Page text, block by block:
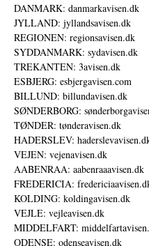
DANMARK: danmarkavisen.dk
JYLLAND: jyllandsavisen.dk
REGIONEN: regionsavisen.dk
SYDDANMARK: sydavisen.dk
TREKANTEN: 3avisen.dk
ESBJERG: esbjergavisen.com
BILLUND: billundavisen.dk
SØNDERBORG:
TØNDER: tønderavisen.dk
HADERSLEV:
VEJEN: vejenavisen.dk
AABENRAA: aabenraaavisen.dk
FREDERICIA:
KOLDING: koldingavisen.dk
VEJLE: vejleavisen.dk
MIDDELFART:
ODENSE: odenseavisen.dk